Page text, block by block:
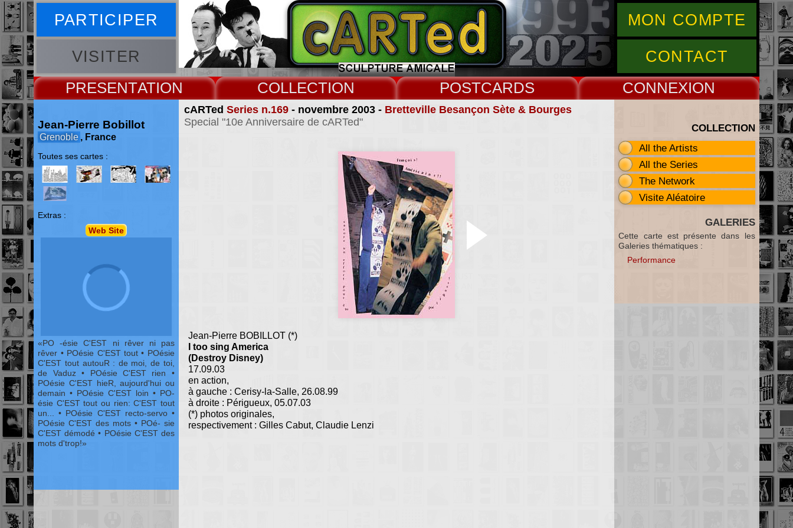
PARTICIPER
VISITER
MON COMPTE
CONTACT
PRESENT COLLECT CARDS CONNEX
cARTed Series n.169- novembre 2003 - Bretteville Besançon Sète & Bourges
Special "10e Anniversaire de cARTed"
Jean-Pierre BOBILLOT (*)
I too sing America
(Destroy Disney)
17.09.03
en action,
à gauche : Cerisy-la-Salle, 26.08.99
à droite : Périgueux, 05.07.03
(*) photos originales,
respectivement : Gilles Cabut, Claudie Lenzi
Jean-Pierre Bobillot
Grenoble , France
Toutes ses cartes :
Extras :
Web Site
PO -ésie C'EST ni rêver ni pas
rêver • POésie C'EST tout • POésie
C'EST tout autouR : de moi, de toi,
de Vaduz • POésie C'EST rien •
POésie C'EST hieR, aujourd'hui ou
demain • POésie C'EST loin • PO-
ésie C'EST tout ou rien: C'EST tout
un... • POésie C'EST recto-servo •
POésie C'EST des mots • POé- sie
C'EST démodé • POésie C'EST des
mots d'trop!
COLLECTION
All the Artists
All the Series
The Network
Visite Aléatoire
GALERIES
Cette carte est présente dans les
Galeries thématiques :
Performance